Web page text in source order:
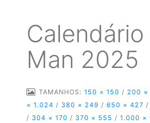
Calendário
Man 2025
TAMANHOS: 150 × 150 / 200 ×
× 1.024 / 380 × 249 / 650 × 427 /
/ 304 × 170 / 370 × 555 / 1.000 ×